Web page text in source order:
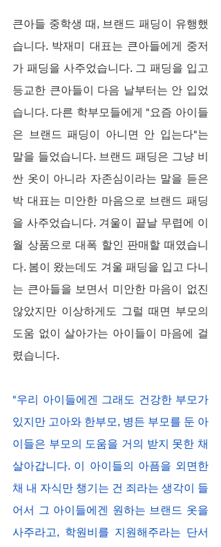
큰아들 중학생 때, 브랜드 패딩이 유행했
습니다. 박재미 대표는 큰아들에게 중저
가 패딩을 사주었습니다. 그 패딩을 입고
등교한 큰아들이 다음 날부터는 안 입었
습니다. 다른 학부모들에게 "요즘 아이들
은 브랜드 패딩이 아니면 안 입는다"는
말을 들었습니다. 브랜드 패딩은 그냥 비
싼 옷이 아니라 자존심이라는 말을 듣은
박 대표는 미안한 마음으로 브랜드 패딩
을 사주었습니다. 겨울이 끝날 무렵에 이
월 상품으로 대폭 할인 판매할 때였습니
다. 봄이 왔는데도 겨울 패딩을 입고 다니
는 큰아들을 보면서 미안한 마음이 없진
않았지만 이상하게도 그럴 때면 부모의
도움 없이 살아가는 아이들이 마음에 걸
렸습니다.
"우리 아이들에겐 그래도 건강한 부모가
있지만 고아와 한부모, 병든 부모를 둔 아
이들은 부모의 도움을 거의 받지 못한 채
살아갑니다. 이 아이들의 아픔을 외면한
채 내 자식만 챙기는 건 죄라는 생각이 들
어서 그 아이들에겐 원하는 브랜드 옷을
사주라고, 학원비를 지원해주라는 단서